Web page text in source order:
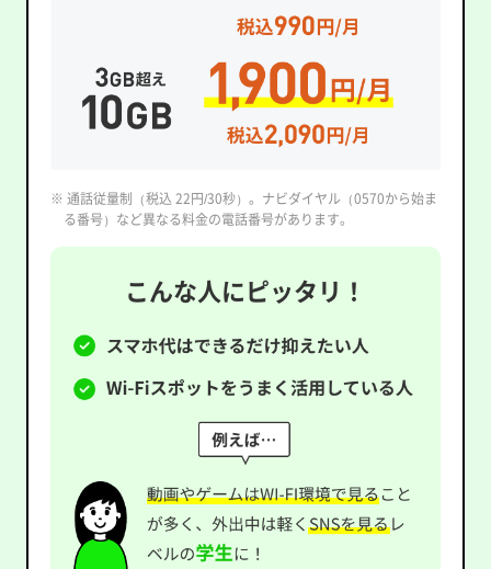
※ 通話従量制（税込 22円/30秒）。ナビダイヤル（0570から始ま
る番号）など異なる料金の電話番号があります。
こんな人にピッタリ！